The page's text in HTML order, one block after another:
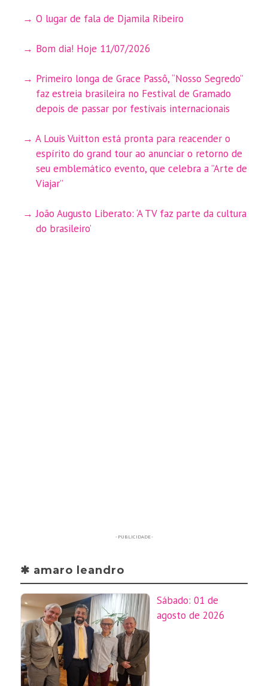
O lugar de fala de Djamila Ribeiro
Bom dia! Hoje 11/07/2026
Primeiro longa de Grace Passô, “Nosso Segredo”
faz estreia brasileira no Festival de Gramado
depois de passar por festivais internacionais
A Louis Vuitton está pronta para reacender o
espírito do grand tour ao anunciar o retorno de
seu emblemático evento, que celebra a ”Arte de
Viajar”
João Augusto Liberato: ‘A TV faz parte da cultura
do brasileiro’
- PUBLICIDADE -
✱ amaro leandro
Sábado: 01 de
agosto de 2026